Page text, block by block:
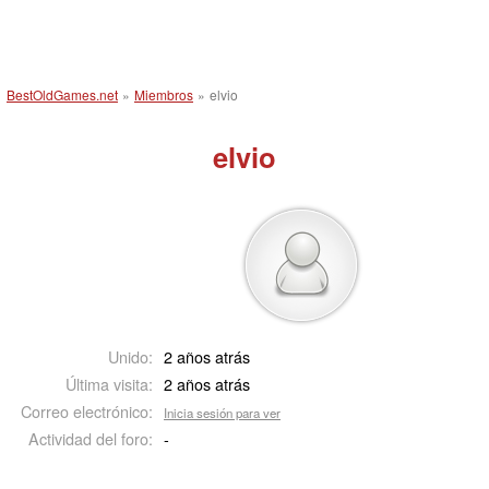
BestOldGames.net » Miembros » elvio
elvio
Unido: 2 años atrás
Última visita: 2 años atrás
Correo electrónico:
Inicia sesión para ver
Actividad del foro: -